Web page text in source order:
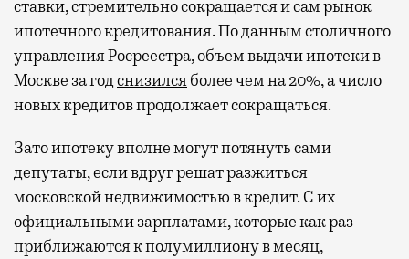
ставки, стремительно сокращается и сам рынок
ипотечного кредитования. По данным столичного
управления Росреестра, объем выдачи ипотеки в
Москве за годснизилсяболее чем на 20%, а число
новых кредитов продолжает сокращаться.
Зато ипотеку вполне могут потянуть сами
депутаты, если вдруг решат разжиться
московской недвижимостью в кредит. С их
официальными зарплатами, которые как раз
приближаются к полумиллиону в месяц,